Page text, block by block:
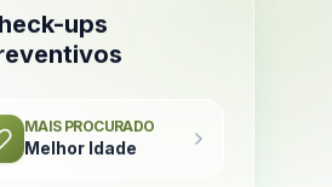
ups
MAIS PROCURADO
Melhor Idade